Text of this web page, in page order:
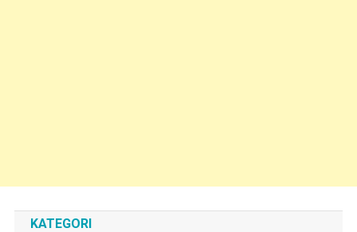
KATEGORI